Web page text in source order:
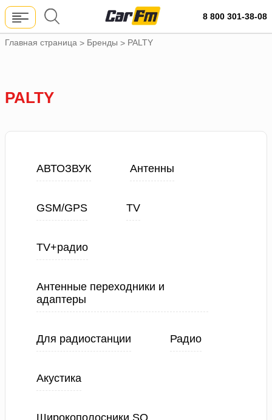
8 800 301-38-08
Главная страница > Бренды > PALTY
PALTY
АВТОЗВУК Антенны
GSM/GPS TV
TV+радио
Антенные переходники и
адаптеры
Для радиостанции Радио
Акустика
Широкополосники SQ